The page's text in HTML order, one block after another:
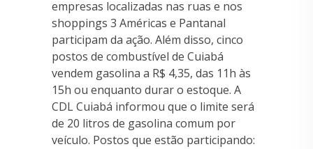
empresas localizadas nas ruas e nos
shoppings 3 Américas e Pantanal
participam da ação. Além disso, cinco
postos de combustível de Cuiabá
vendem gasolina a R$ 4,35, das 11h às
15h ou enquanto durar o estoque. A
CDL Cuiabá informou que o limite será
de 20 litros de gasolina comum por
veículo. Postos que estão participando: